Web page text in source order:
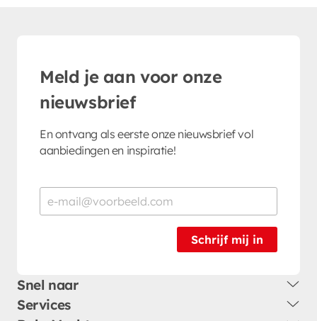
Meld je aan voor onze
nieuwsbrief
En ontvang als eerste onze nieuwsbrief vol
aanbiedingen en inspiratie!
Schrijf mij in
Snel naar
Services